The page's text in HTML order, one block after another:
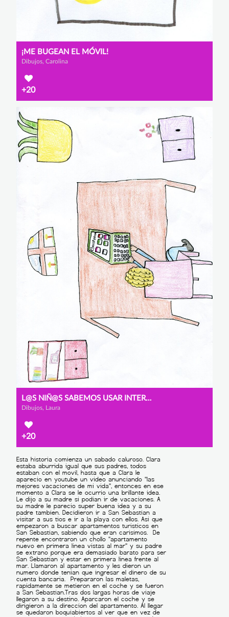
¡ME BUGEAN EL MÓVIL!
Dibujos, Carolina
+20
L@S NIÑ@S SABEMOS USAR INTERNET
Dibujos, Laura
+20